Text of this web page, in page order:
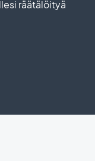
räätälöityä